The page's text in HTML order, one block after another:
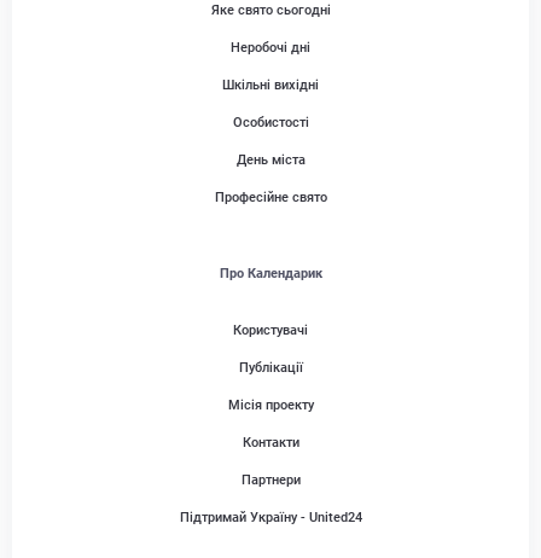
Яке свято сьогодні
Неробочі дні
Шкільні вихідні
Особистості
День міста
Професійне свято
Про Календарик
Користувачі
Публікації
Місія проекту
Контакти
Партнери
Підтримай Україну - United24